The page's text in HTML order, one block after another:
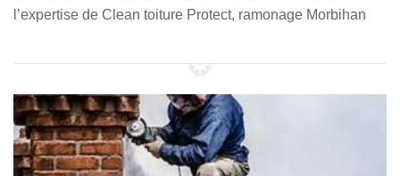
l’expertise de Clean toiture Protect, ramonage Morbihan